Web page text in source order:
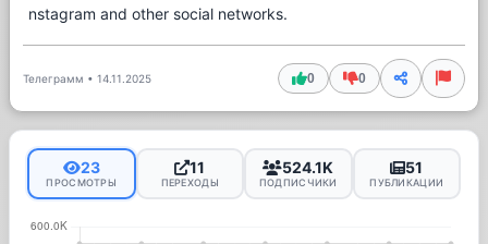
nstagram and other social networks.
Телеграмм • 14.11.2025 0 0
23
ПРОСМОТРЫ
11
ПЕРЕХОДЫ
524.1K
ПОДПИСЧИКИ
51
ПУБЛИКАЦИИ